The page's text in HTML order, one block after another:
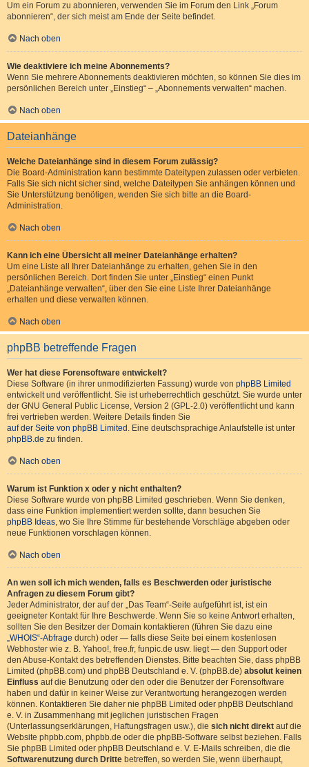
Um ein Forum zu abonnieren, verwenden Sie im Forum den Link „Forum
abonnieren“, der sich meist am Ende der Seite befindet.
Nach oben
Wie deaktiviere ich meine Abonnements?
Wenn Sie mehrere Abonnements deaktivieren möchten, so können Sie dies im
persönlichen Bereich unter „Einstieg“ – „Abonnements verwalten“ machen.
Nach oben
Dateianhänge
Welche Dateianhänge sind in diesem Forum zulässig?
Die Board-Administration kann bestimmte Dateitypen zulassen oder verbieten.
Falls Sie sich nicht sicher sind, welche Dateitypen Sie anhängen können und
Sie Unterstützung benötigen, wenden Sie sich bitte an die Board-
Administration.
Nach oben
Kann ich eine Übersicht all meiner Dateianhänge erhalten?
Um eine Liste all Ihrer Dateianhänge zu erhalten, gehen Sie in den
persönlichen Bereich. Dort finden Sie unter „Einstieg“ einen Punkt
„Dateianhänge verwalten“, über den Sie eine Liste Ihrer Dateianhänge
erhalten und diese verwalten können.
Nach oben
phpBB betreffende Fragen
Wer hat diese Forensoftware entwickelt?
Diese Software (in ihrer unmodifizierten Fassung) wurde von phpBB Limited
entwickelt und veröffentlicht. Sie ist urheberrechtlich geschützt. Sie wurde unter
der GNU General Public License, Version 2 (GPL-2.0) veröffentlicht und kann
frei vertrieben werden. Weitere Details finden Sie
auf der Seite von phpBB Limited . Eine deutschsprachige Anlaufstelle ist unter
phpBB.de zu finden.
Nach oben
Warum ist Funktion x oder y nicht enthalten?
Diese Software wurde von phpBB Limited geschrieben. Wenn Sie denken,
dass eine Funktion implementiert werden sollte, dann besuchen Sie
phpBB Ideas, wo Sie Ihre Stimme für bestehende Vorschläge abgeben oder
neue Funktionen vorschlagen können.
Nach oben
An wen soll ich mich wenden, falls es Beschwerden oder juristische
Anfragen zu diesem Forum gibt?
Jeder Administrator, der auf der „Das Team“-Seite aufgeführt ist, ist ein
geeigneter Kontakt für Ihre Beschwerde. Wenn Sie so keine Antwort erhalten,
sollten Sie den Besitzer der Domain kontaktieren (führen Sie dazu eine
„WHOIS“-Abfrage durch) oder — falls diese Seite bei einem kostenlosen
Webhoster wie z. B. Yahoo!, free.fr, funpic.de usw. liegt — den Support oder
den Abuse-Kontakt des betreffenden Dienstes. Bitte beachten Sie, dass phpBB
Limited (phpBB.com) und phpBB Deutschland e. V. (phpBB.de) absolut keinen
Einfluss auf die Benutzung oder den oder die Benutzer der Forensoftware
haben und dafür in keiner Weise zur Verantwortung herangezogen werden
können. Kontaktieren Sie daher nie phpBB Limited oder phpBB Deutschland
e. V. in Zusammenhang mit jeglichen juristischen Fragen
(Unterlassungserklärungen, Haftungsfragen usw.), die sich nicht direkt auf die
Website phpbb.com, phpbb.de oder die phpBB-Software selbst beziehen. Falls
Sie phpBB Limited oder phpBB Deutschland e. V. E-Mails schreiben, die die
Softwarenutzung durch Dritte betreffen, so werden Sie, wenn überhaupt,